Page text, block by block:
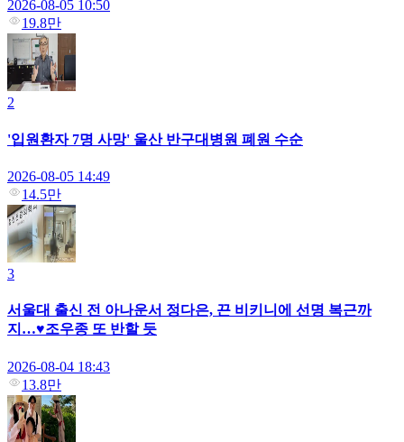
2026-08-05 10:50
19.8만
2
'입원환자 7명 사망' 울산 반구대병원 폐원 수순
2026-08-05 14:49
14.5만
3
서울대 출신 전 아나운서 정다은, 끈 비키니에 선명 복근까
지…♥조우종 또 반할 듯
2026-08-04 18:43
13.8만